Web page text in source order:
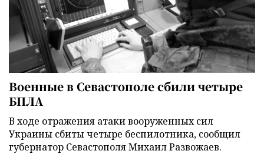
Военные в Севастополе сбили четыре
БПЛА
В ходе отражения атаки вооруженных сил
Украины сбиты четыре беспилотника, сообщил
губернатор Севастополя Михаил Развожаев.